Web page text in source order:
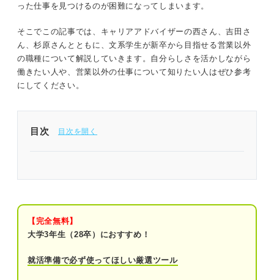
「なぜ営業以外なのか」を自分の経験や強みに紐づ
志望職種で強みがどう活きるか、入社後に何を実現
したいかを描く。
総合職か職種別か、企業の採用方式に合わせた志望
動機を作成する。
POINT：資格やスキルを学生のうちに身に付け、実
※AIの特性上、間違いが含まれている場合があります。記事本文
った仕事を見つけるのが困難になってしまいます。
そこでこの記事では、キャリアアドバイザーの西さん、吉田さ
ん、杉原さんとともに、文系学生が新卒から目指せる営業以外
の職種について解説していきます。自分らしさを活かしながら
働きたい人や、営業以外の仕事について知りたい人はぜひ参考
にしてください。
目次
②経理
③事務
【完全無料】
大学3年生（28卒）におすすめ！
就活準備で必ず使ってほしい厳選ツール